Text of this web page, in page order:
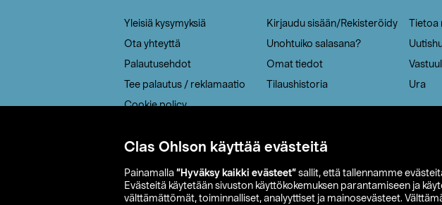
Clas Ohlson käyttää evästeitä
Painamalla ”Hyväksy kaikki evästeet” sallit, että tallennamme
Evästeitä käytetään sivuston käyttökokemuksen parantamiseen ja
välttämättömät, toiminnalliset, analyyttiset ja mainosevästeet.
Yleisiä kysymyksiä
Ota yhteyttä
Palautusehdot
Tee palautus / reklamaatio
Cookie policy
Saavutettavuus
Kirjaudu sisään/Rekisteröidy
Unohtuiko salasana?
Omat tiedot
Tilaushistoria
Tietoa
Ura